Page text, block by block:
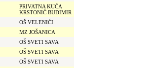
PRIVATNA KUĆA
KRSTONIĆ BUDIMIR
OŠ VELENIĆI
MZ JOŠANICA
OŠ SVETI SAVA
OŠ SVETI SAVA
OŠ SVETI SAVA